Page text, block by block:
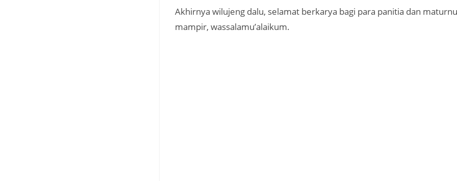
Akhirnya wilujeng dalu, selamat berkarya bagi para panitia dan
mampir, wassalamu’alaikum.